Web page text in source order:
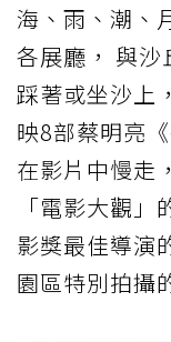
海、雨、潮、
各展廳， 與沙
踩著或坐沙上
映8部蔡明亮
在影片中慢走
「電影大觀
影獎最佳導演
園區特別拍攝